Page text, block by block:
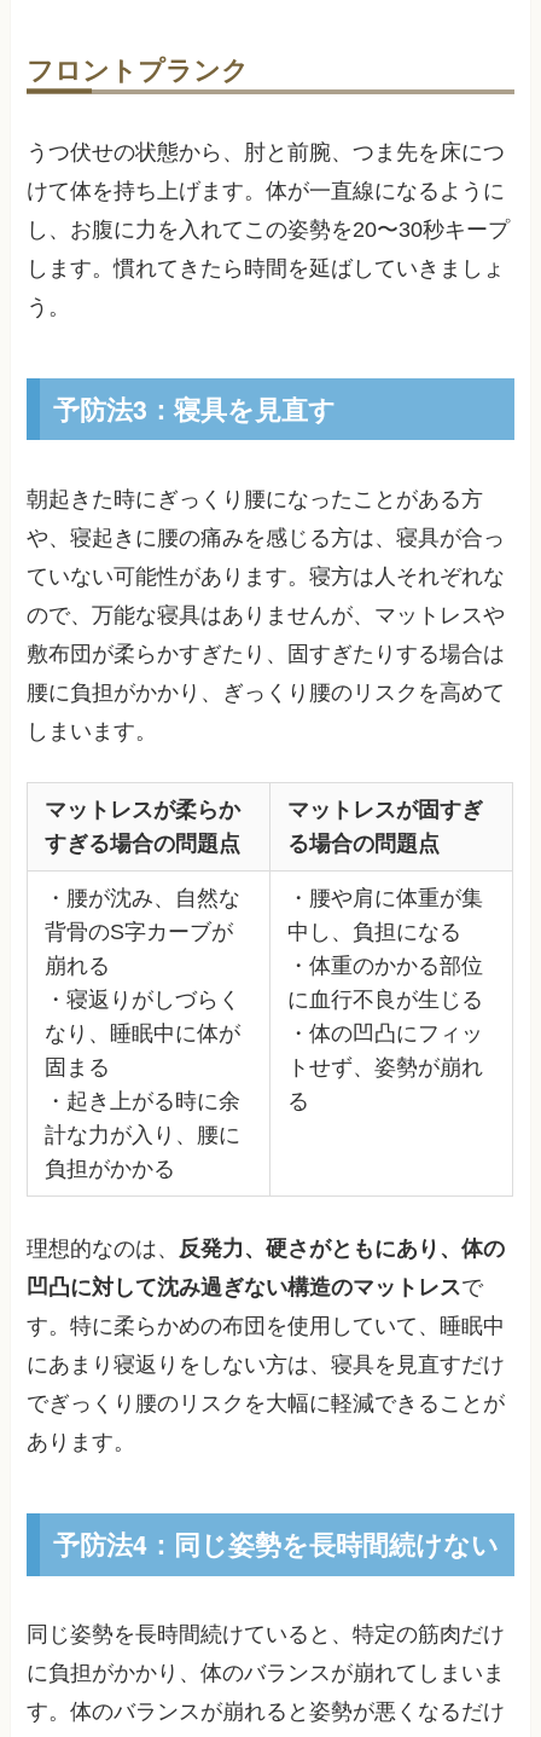
フロントプランク
うつ伏せの状態から、肘と前腕、つま先を床につ
けて体を持ち上げます。体が一直線になるように
し、お腹に力を入れてこの姿勢を20〜30秒キープ
します。慣れてきたら時間を延ばしていきましょ
う。
予防法3：寝具を見直す
朝起きた時にぎっくり腰になったことがある方
や、寝起きに腰の痛みを感じる方は、寝具が合っ
ていない可能性があります。寝方は人それぞれな
ので、万能な寝具はありませんが、マットレスや
敷布団が柔らかすぎたり、固すぎたりする場合は
腰に負担がかかり、ぎっくり腰のリスクを高めて
しまいます。
マットレスが柔らか
すぎる場合の問題点
マットレスが固すぎ
る場合の問題点
・腰が沈み、自然な
背骨のS字カーブが
崩れる
・寝返りがしづらく
なり、睡眠中に体が
固まる
・起き上がる時に余
計な力が入り、腰に
負担がかかる
・腰や肩に体重が集
中し、負担になる
・体重のかかる部位
に血行不良が生じる
・体の凹凸にフィッ
トせず、姿勢が崩れ
る
理想的なのは、 反発力、硬さがともにあり、体の
凹凸に対して沈み過ぎない構造のマットレスで
す。特に柔らかめの布団を使用していて、睡眠中
にあまり寝返りをしない方は、寝具を見直すだけ
でぎっくり腰のリスクを大幅に軽減できることが
あります。
予防法4：同じ姿勢を長時間続けない
同じ姿勢を長時間続けていると、特定の筋肉だけ
に負担がかかり、体のバランスが崩れてしまいま
す。体のバランスが崩れると姿勢が悪くなるだけ